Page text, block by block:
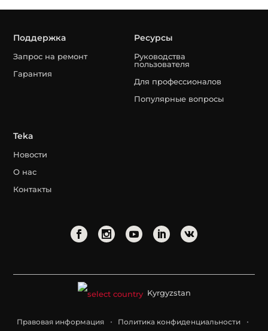
Поддержка
Запрос на ремонт
Гарантия
Ресурсы
Руководства
пользователя
Для профессионалов
Популярные вопросы
Teka
Новости
О нас
Контакты
Kyrgyzstan
Правовая информация
Политика конфиденциальности